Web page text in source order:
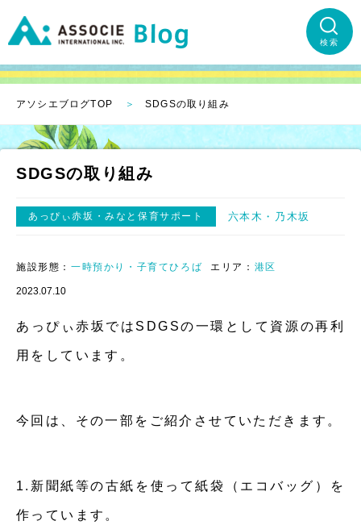
検索
アソシエブログTOP SDGSの取り組み
SDGSの取り組み
あっぴぃ赤坂・みなと保育サポート 六本木・乃木坂
施設形態： 一時預かり・子育てひろば エリア： 港区
2023.07.10
あっぴぃ赤坂ではSDGSの一環として資源の再利
用をしています。
今回は、その一部をご紹介させていただきます。
1.新聞紙等の古紙を使って紙袋（エコバッグ）を
作っています。